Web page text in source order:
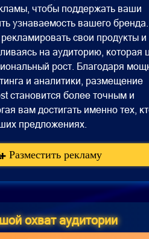
чтобы поддержать ваши
узнаваемость вашего
свои продукты и
на аудиторию, которая
рост. Благодаря
и аналитики, размещение
становится более точным и
вам достигать именно тех,
предложениях.
Разместить рекламу
охват аудитории